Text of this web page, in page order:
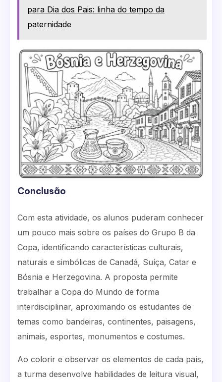
para Dia dos Pais: linha do tempo da
paternidade
Conclusão
Com esta atividade, os alunos puderam conhecer
um pouco mais sobre os países do Grupo B da
Copa, identificando características culturais,
naturais e simbólicas de Canadá, Suíça, Catar e
Bósnia e Herzegovina. A proposta permite
trabalhar a Copa do Mundo de forma
interdisciplinar, aproximando os estudantes de
temas como bandeiras, continentes, paisagens,
animais, esportes, monumentos e costumes.
Ao colorir e observar os elementos de cada país,
a turma desenvolve habilidades de leitura visual,